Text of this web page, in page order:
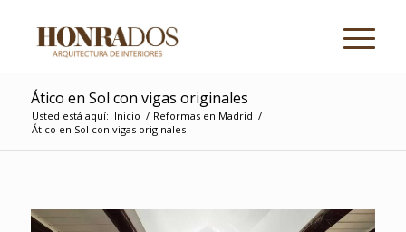
Ático en Sol con vigas originales
Usted está aquí: Inicio / Reformas en Madrid /
Ático en Sol con vigas originales